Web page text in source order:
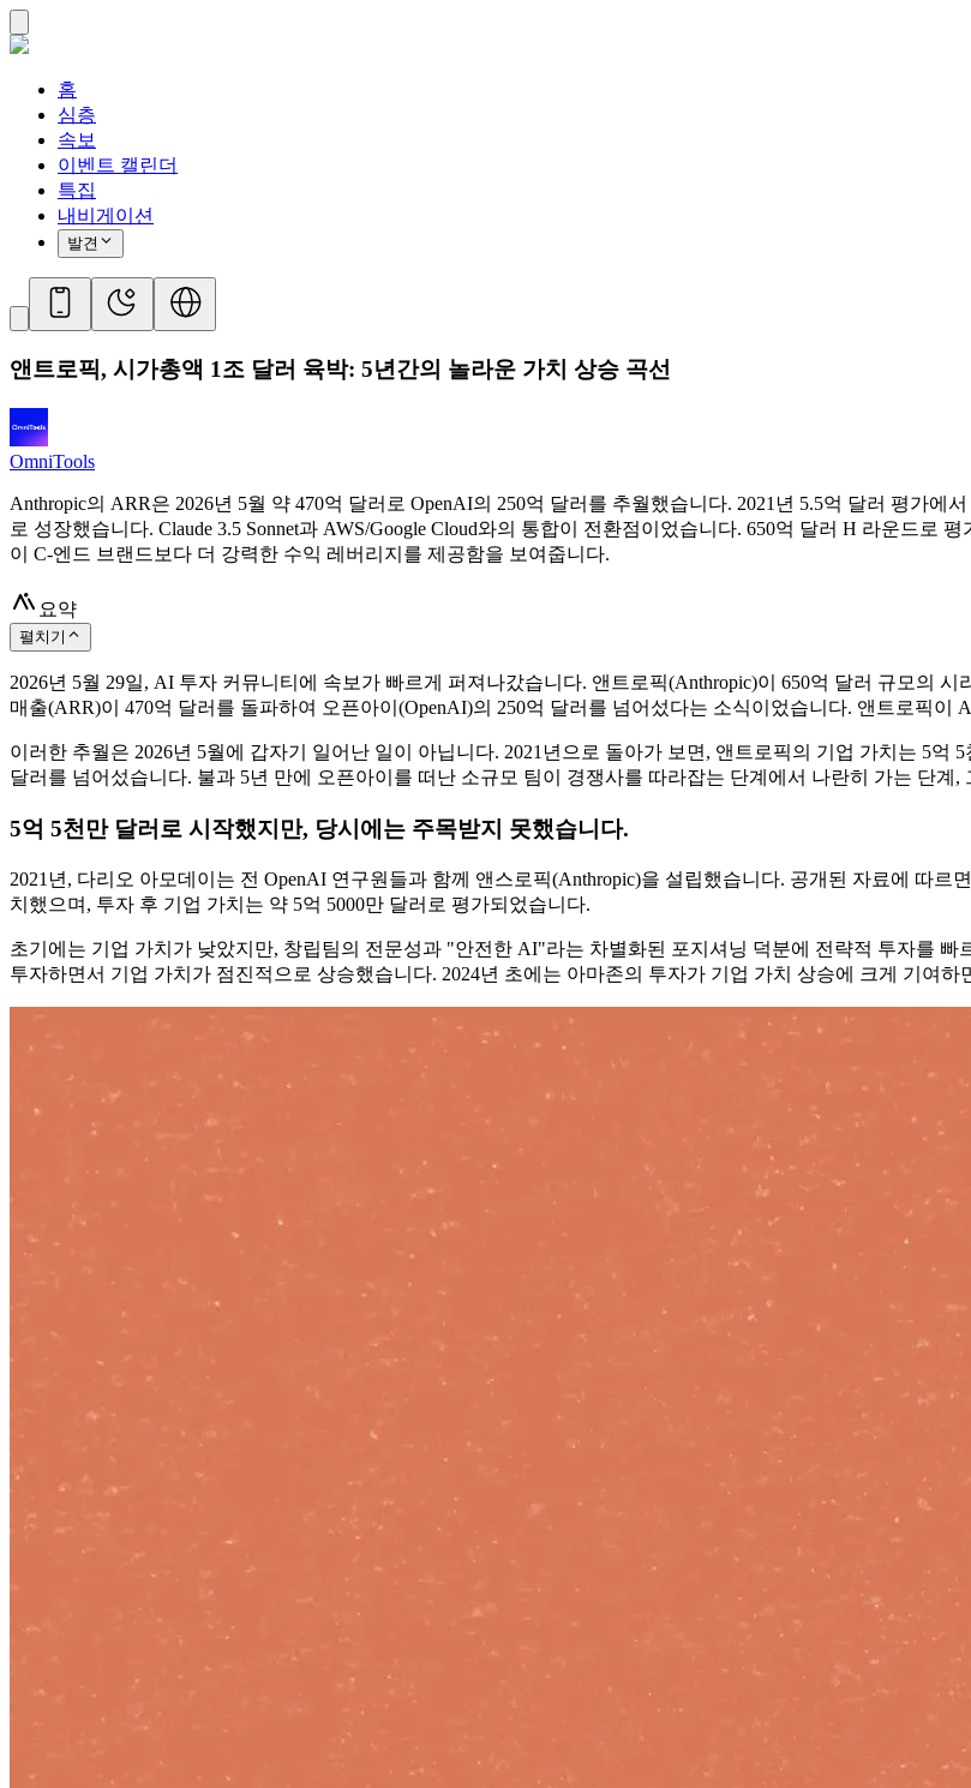
홈
심층
속보
이벤트 캘린더
특집
내비게이션
발견
앤트로픽, 시가총액 1조 달러 육박: 5년간의 놀라운 가치 상승 곡선
OmniTools
Anthropic의 ARR은 2026년 5월 약 470억 달러로 OpenAI의 250억 달러를 추월했습니다. 2021년 5.5억 달러 평가에
로 성장했습니다. Claude 3.5 Sonnet과 AWS/Google Cloud와의 통합이 전환점이었습니다. 650억 달러 H 라운드로
이 C-엔드 브랜드보다 더 강력한 수익 레버리지를 제공함을 보여줍니다.
요약
펼치기
2026년 5월 29일, AI 투자 커뮤니티에 속보가 빠르게 퍼져나갔습니다. 앤트로픽(Anthropic)이 650억 달러 규모의
매출(ARR)이 470억 달러를 돌파하여 오픈아이(OpenAI)의 250억 달러를 넘어섰다는 소식이었습니다. 앤트로픽이
이러한 추월은 2026년 5월에 갑자기 일어난 일이 아닙니다. 2021년으로 돌아가 보면, 앤트로픽의 기업 가치는 5억
달러를 넘어섰습니다. 불과 5년 만에 오픈아이를 떠난 소규모 팀이 경쟁사를 따라잡는 단계에서 나란히 가는 단
5억 5천만 달러로 시작했지만, 당시에는 주목받지 못했습니다.
2021년, 다리오 아모데이는 전 OpenAI 연구원들과 함께 앤스로픽(Anthropic)을 설립했습니다. 공개된 자료에 따
치했으며, 투자 후 기업 가치는 약 5억 5000만 달러로 평가되었습니다.
초기에는 기업 가치가 낮았지만, 창립팀의 전문성과 "안전한 AI"라는 차별화된 포지셔닝 덕분에 전략적 투자를 빠
투자하면서 기업 가치가 점진적으로 상승했습니다. 2024년 초에는 아마존의 투자가 기업 가치 상승에 크게 기여